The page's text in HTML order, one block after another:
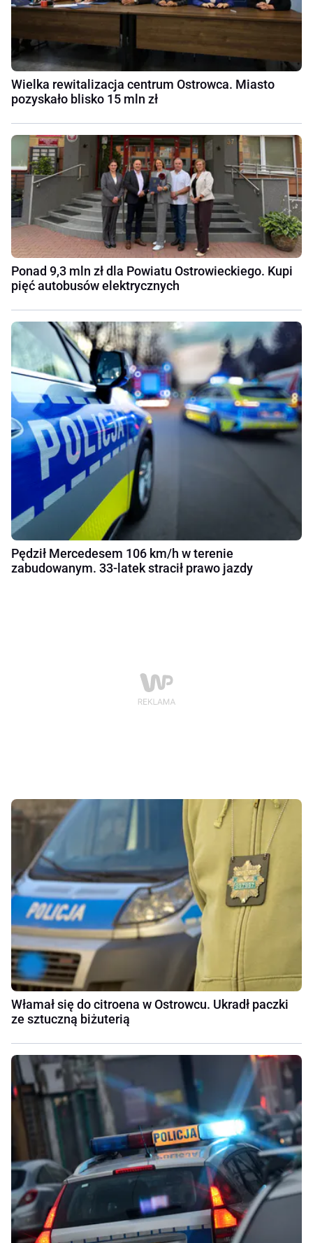
Wielka rewitalizacja centrum Ostrowca. Miasto
pozyskało blisko 15 mln zł
Ponad 9,3 mln zł dla Powiatu Ostrowieckiego. Kupi
pięć autobusów elektrycznych
Pędził Mercedesem 106 km/h w terenie
zabudowanym. 33-latek stracił prawo jazdy
Włamał się do citroena w Ostrowcu. Ukradł paczki
ze sztuczną biżuterią